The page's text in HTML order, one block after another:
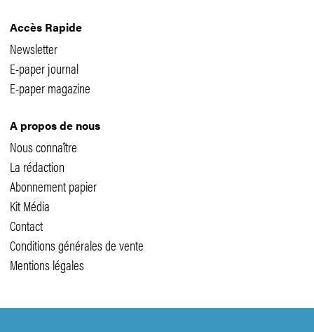
Accès Rapide
Newsletter
E-paper journal
E-paper magazine
A propos de nous
Nous connaître
La rédaction
Abonnement papier
Kit Média
Contact
Conditions générales de vente
Mentions légales